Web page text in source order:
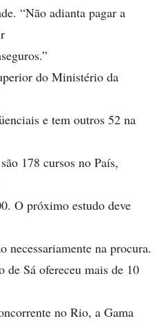
“Não adianta pagar a
do Ministério da
e tem outros 52 na
178 cursos no País,
O próximo estudo deve
necessariamente na procura.
de Sá ofereceu mais de 10
no Rio, a Gama